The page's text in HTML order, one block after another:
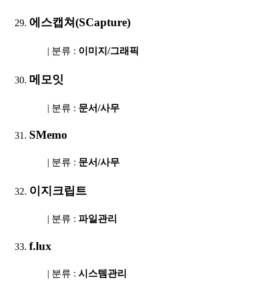
에스캡쳐(SCapture)
| 분류 : 이미지/그래픽
메모잇
| 분류 : 문서/사무
SMemo
| 분류 : 문서/사무
이지크립트
| 분류 : 파일관리
f.lux
| 분류 : 시스템관리